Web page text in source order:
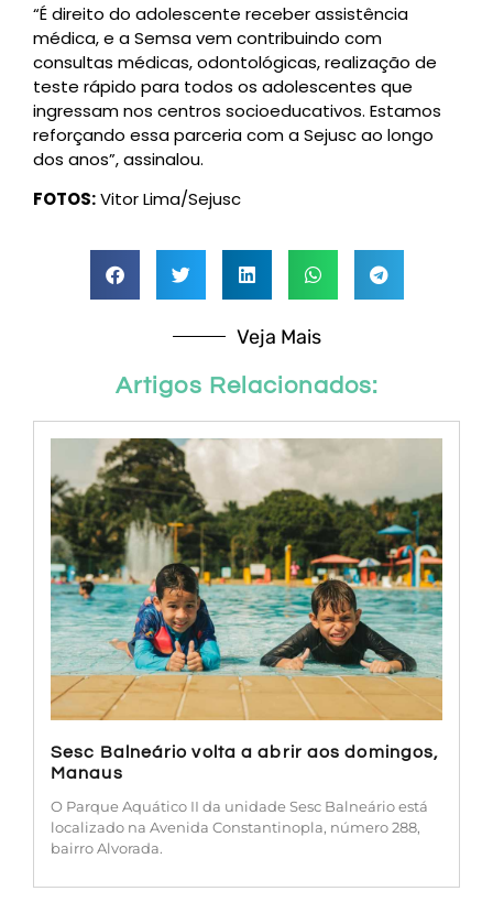
“É direito do adolescente receber assistência
médica, e a Semsa vem contribuindo com
consultas médicas, odontológicas, realização de
teste rápido para todos os adolescentes que
ingressam nos centros socioeducativos. Estamos
reforçando essa parceria com a Sejusc ao longo
dos anos”, assinalou.
FOTOS:Vitor Lima/Sejusc
Veja Mais
Artigos Relacionados:
Sesc Balneário volta a abrir aos domingos,
Manaus
O Parque Aquático II da unidade Sesc Balneário está
localizado na Avenida Constantinopla, número 288,
bairro Alvorada.